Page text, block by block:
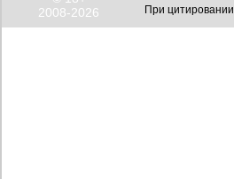
2008-2026
При